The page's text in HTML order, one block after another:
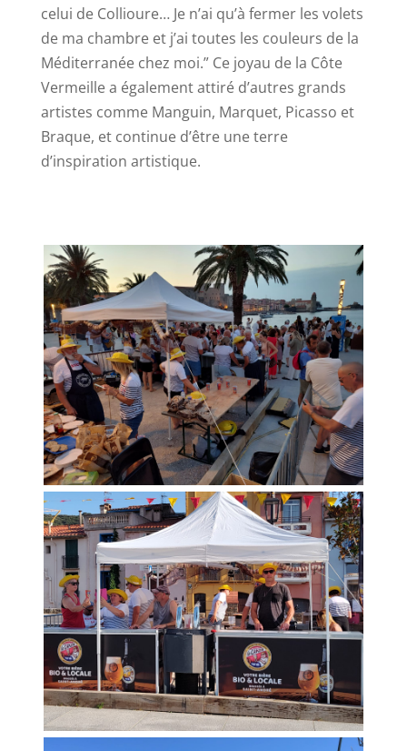
celui de Collioure… Je n’ai qu’à fermer les volets
de ma chambre et j’ai toutes les couleurs de la
Méditerranée chez moi.” Ce joyau de la Côte
Vermeille a également attiré d’autres grands
artistes comme Manguin, Marquet, Picasso et
Braque, et continue d’être une terre
d’inspiration artistique.